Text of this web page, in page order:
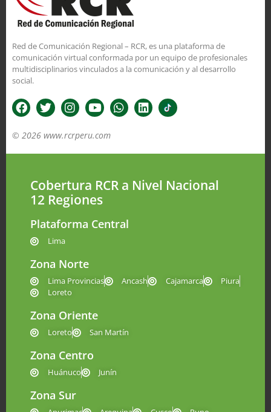
Red de Comunicación Regional – RCR, es una plataforma de
comunicación virtual conformada por un equipo de profesionales
multidisciplinarios vinculados a la comunicación y al desarrollo
social.
© 2026 www.rcrperu.com
Cobertura RCR a Nivel Nacional
12 Regiones
Plataforma Central
Lima
Zona Norte
Lima Provincias Ancash Cajamarca
Piura
Loreto
Zona Oriente
Loreto San Martín
Zona Centro
Huánuco Junín
Zona Sur